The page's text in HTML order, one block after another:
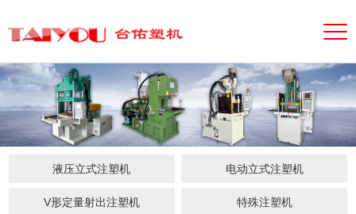
液压立式注塑机 电动立式注塑机
V形定量射出注塑机 特殊注塑机